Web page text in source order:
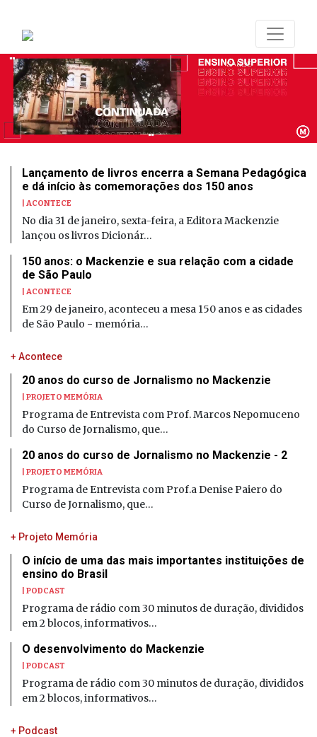
Lançamento de livros encerra a Semana Pedagógica
e dá início às comemorações dos 150 anos
| ACONTECE
No dia 31 de janeiro, sexta-feira, a Editora Mackenzie
lançou os livros Dicionár…
150 anos: o Mackenzie e sua relação com a cidade
de São Paulo
| ACONTECE
Em 29 de janeiro, aconteceu a mesa 150 anos e as cidades
de São Paulo - memória…
+ Acontece
20 anos do curso de Jornalismo no Mackenzie
| PROJETO MEMÓRIA
Programa de Entrevista com Prof. Marcos Nepomuceno
do Curso de Jornalismo, que…
20 anos do curso de Jornalismo no Mackenzie - 2
| PROJETO MEMÓRIA
Programa de Entrevista com Prof.a Denise Paiero do
Curso de Jornalismo, que…
+ Projeto Memória
O início de uma das mais importantes instituições de
ensino do Brasil
| PODCAST
Programa de rádio com 30 minutos de duração, divididos
em 2 blocos, informativos…
O desenvolvimento do Mackenzie
| PODCAST
Programa de rádio com 30 minutos de duração, divididos
em 2 blocos, informativos…
+ Podcast